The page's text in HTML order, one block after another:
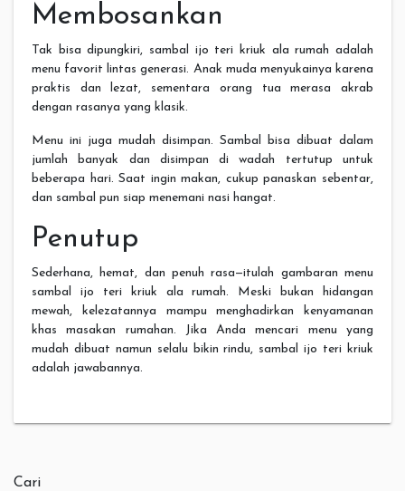
Membosankan
Tak bisa dipungkiri, sambal ijo teri kriuk ala rumah adalah
menu favorit lintas generasi. Anak muda menyukainya karena
praktis dan lezat, sementara orang tua merasa akrab
dengan rasanya yang klasik.
Menu ini juga mudah disimpan. Sambal bisa dibuat dalam
jumlah banyak dan disimpan di wadah tertutup untuk
beberapa hari. Saat ingin makan, cukup panaskan sebentar,
dan sambal pun siap menemani nasi hangat.
Penutup
Sederhana, hemat, dan penuh rasa—itulah gambaran menu
sambal ijo teri kriuk ala rumah. Meski bukan hidangan
mewah, kelezatannya mampu menghadirkan kenyamanan
khas masakan rumahan. Jika Anda mencari menu yang
mudah dibuat namun selalu bikin rindu, sambal ijo teri kriuk
adalah jawabannya.
Cari